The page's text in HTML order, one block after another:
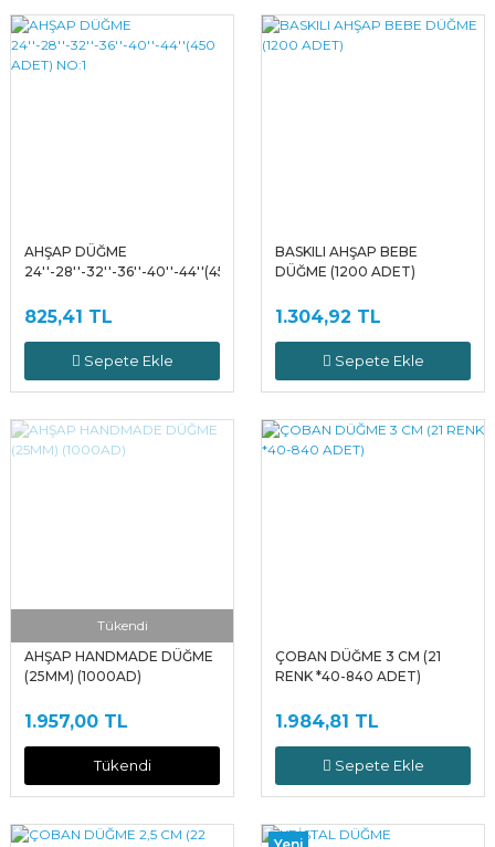
AHŞAP DÜĞME
24''-28''-32''-36''-40''-44''(450
825,41 TL
Sepete Ekle
BASKILI AHŞAP BEBE
DÜĞME (1200 ADET)
1.304,92 TL
Sepete Ekle
Tükendi
AHŞAP HANDMADE DÜĞME
(25MM) (1000AD)
1.957,00 TL
Tükendi
ÇOBAN DÜĞME 3 CM (21
RENK *40-840 ADET)
1.984,81 TL
Sepete Ekle